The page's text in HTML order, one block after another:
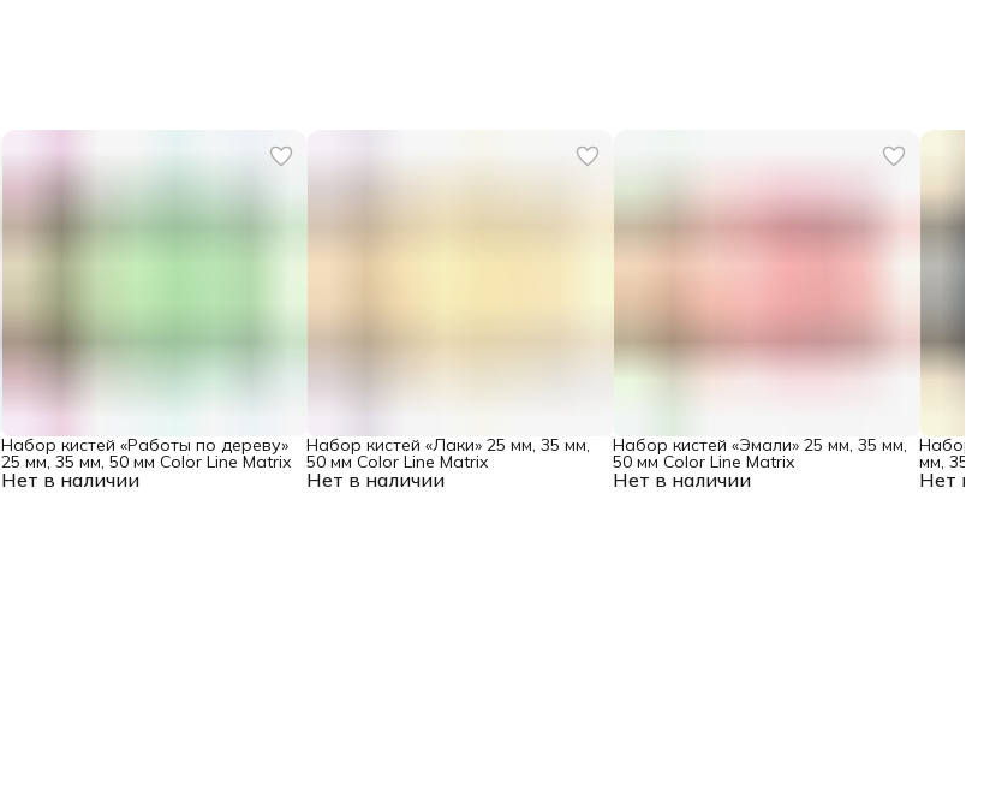
Нет в наличии
Набор кистей «Работы по дереву»
25 мм, 35 мм, 50 мм Color Line Matrix
Нет в наличии
Набор кистей «Лаки» 25 мм, 35 мм,
50 мм Color Line Matrix
Нет в наличии
Набор кистей «Эмали» 25 мм, 35 мм,
50 мм Color Line Matrix
Нет в
Набор
мм, 35